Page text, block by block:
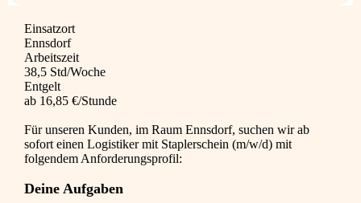
Einsatzort
Ennsdorf
Arbeitszeit
38,5 Std/Woche
Entgelt
ab 16,85 €/Stunde
Für unseren Kunden, im Raum Ennsdorf, suchen wir ab
sofort einen Logistiker mit Staplerschein (m/w/d) mit
folgendem Anforderungsprofil:
Deine Aufgaben